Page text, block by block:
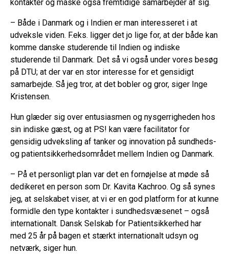
kontakter og måske også fremtidige samarbejder af sig.
– Både i Danmark og i Indien er man interesseret i at
udveksle viden. F.eks. ligger det jo lige for, at der både kan
komme danske studerende til Indien og indiske
studerende til Danmark. Det så vi også under vores besøg
på DTU; at der var en stor interesse for et gensidigt
samarbejde. Så jeg tror, at det bobler og gror, siger Inge
Kristensen.
Hun glæder sig over entusiasmen og nysgerrigheden hos
sin indiske gæst, og at PS! kan være facilitator for
gensidig udveksling af tanker og innovation på sundheds-
og patientsikkerhedsområdet mellem Indien og Danmark.
– På et personligt plan var det en fornøjelse at møde så
dedikeret en person som Dr. Kavita Kachroo. Og så synes
jeg, at selskabet viser, at vi er en god platform for at kunne
formidle den type kontakter i sundhedsvæsenet – også
internationalt. Dansk Selskab for Patientsikkerhed har
med 25 år på bagen et stærkt internationalt udsyn og
netværk, siger hun.